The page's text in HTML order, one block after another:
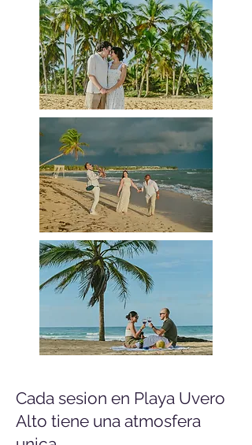
Cada sesion en Playa Uvero
Alto tiene una atmosfera